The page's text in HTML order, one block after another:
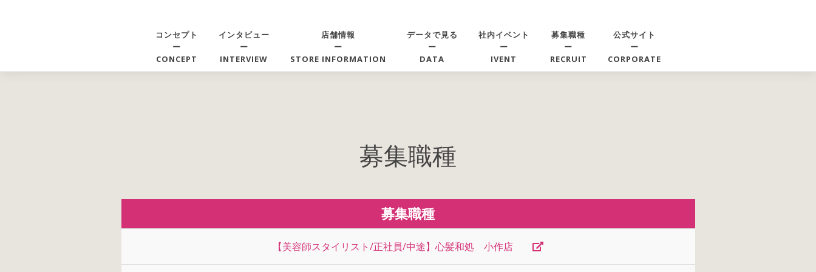
コンセプト
ー
CONCEPT
インタビュー
ー
INTERVIEW
店舗情報
ー
STORE INFORMATION
データで見る
ー
DATA
社内イベント
ー
IVENT
募集職種
ー
RECRUIT
公式サイト
ー
CORPORATE
募集職種
募集職種
【美容師スタイリスト/正社員/中途】心髪和処 小作店